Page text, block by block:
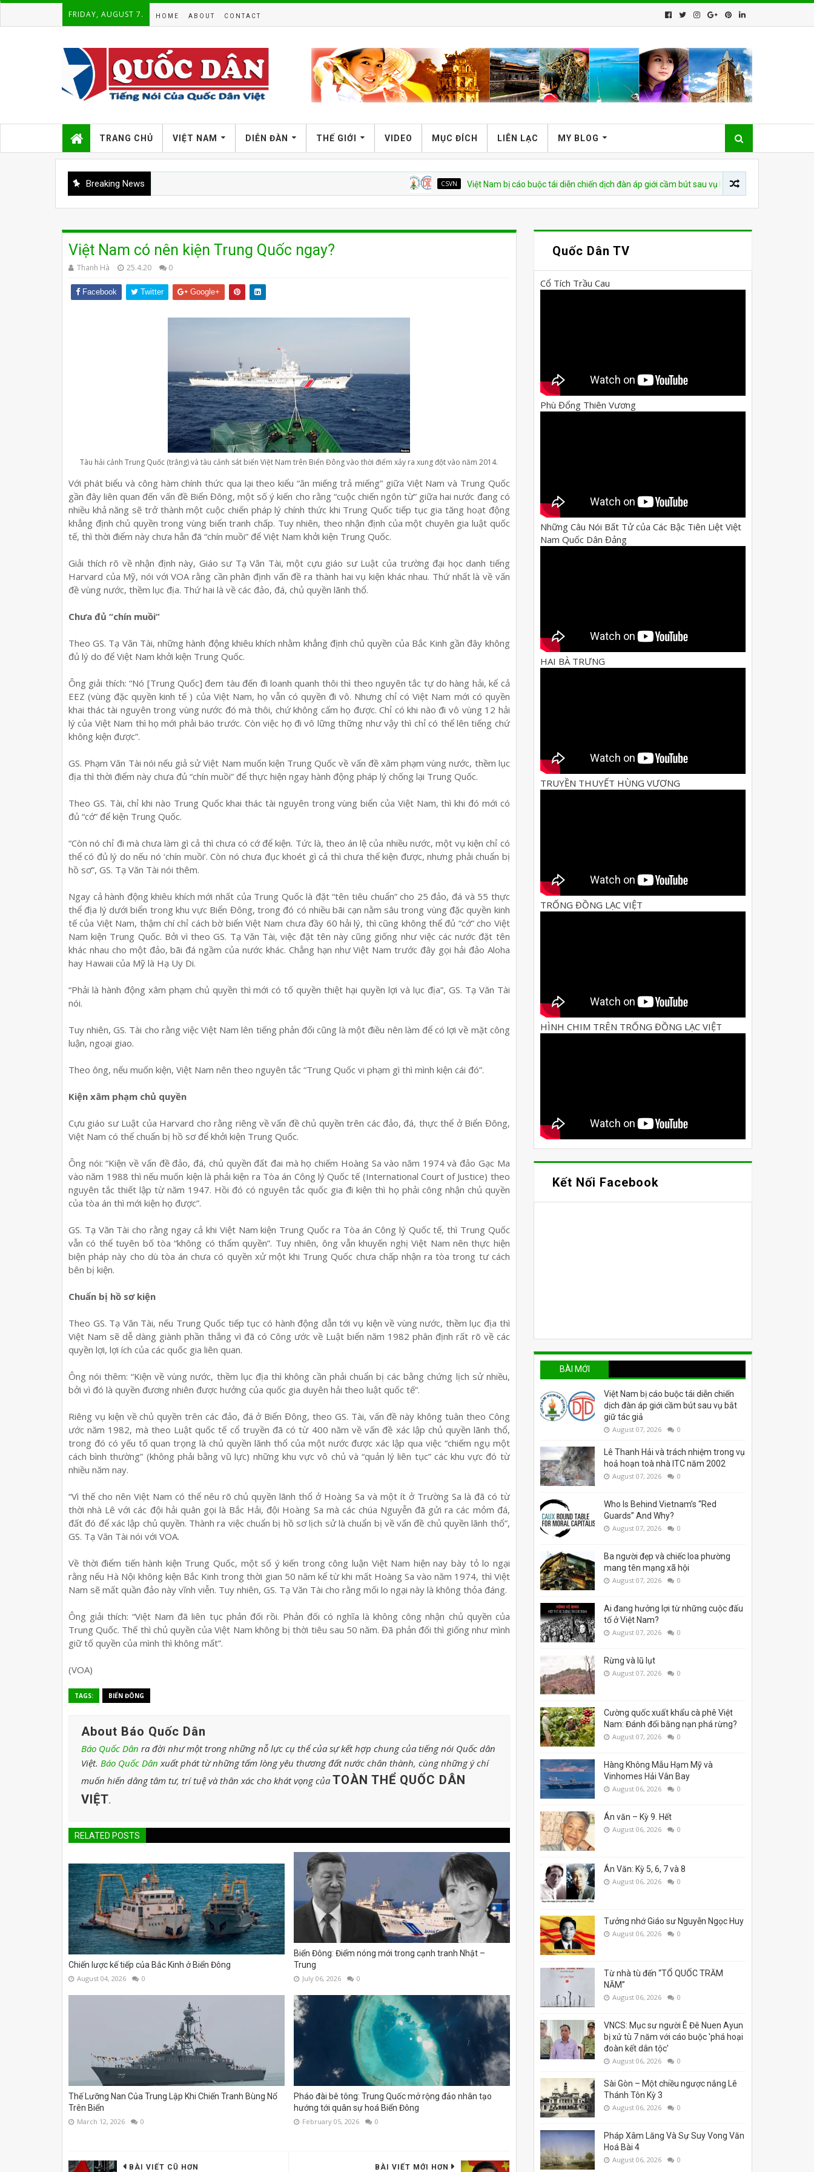
FRIDAY, AUGUST 7. HOME ABOUT CONTACT
TRANG CHỦ VIỆT NAM DIỄN ĐÀN THẾ GIỚI VIDEO MỤC ĐÍCH LIÊN LẠC MY BLOG
Breaking News CSVN Việt Nam bị cáo buộc tái diễn chiến dịch đàn áp giới cầm bút sau vụ bắt giữ tác giả
Việt Nam có nên kiện Trung Quốc ngay?
Thanh Hà 25.4.20 0
Facebook Twitter Google+
Tàu hải cảnh Trung Quốc (trắng) và tàu cảnh sát biển Việt Nam trên Biển Đông vào thời điểm xảy ra xung đột vào năm 2014.
Với phát biểu và công hàm chính thức qua lại theo kiểu “ăn miếng trả miếng” giữa Việt Nam và Trung Quốc
gần đây liên quan đến vấn đề Biển Đông, một số ý kiến cho rằng “cuộc chiến ngôn từ” giữa hai nước đang có
nhiều khả năng sẽ trở thành một cuộc chiến pháp lý chính thức khi Trung Quốc tiếp tục gia tăng hoạt động
khẳng định chủ quyền trong vùng biển tranh chấp. Tuy nhiên, theo nhận định của một chuyên gia luật quốc
tế, thì thời điểm này chưa hẳn đã “chín muồi” để Việt Nam khởi kiện Trung Quốc.
Giải thích rõ về nhận định này, Giáo sư Tạ Văn Tài, một cựu giáo sư Luật của trường đại học danh tiếng
Harvard của Mỹ, nói với VOA rằng cần phân định vấn đề ra thành hai vụ kiện khác nhau. Thứ nhất là về vấn
đề vùng nước, thềm lục địa. Thứ hai là về các đảo, đá, chủ quyền lãnh thổ.
Chưa đủ “chín muồi”
Theo GS. Tạ Văn Tài, những hành động khiêu khích nhằm khẳng định chủ quyền của Bắc Kinh gần đây không
đủ lý do để Việt Nam khởi kiện Trung Quốc.
Ông giải thích: “Nó [Trung Quốc] đem tàu đến đi loanh quanh thôi thì theo nguyên tắc tự do hàng hải, kể cả
EEZ (vùng đặc quyền kinh tế ) của Việt Nam, họ vẫn có quyền đi vô. Nhưng chỉ có Việt Nam mới có quyền
khai thác tài nguyên trong vùng nước đó mà thôi, chứ không cấm họ được. Chỉ có khi nào đi vô vùng 12 hải
lý của Việt Nam thì họ mới phải báo trước. Còn việc họ đi vô lững thững như vậy thì chỉ có thể lên tiếng chứ
không kiện được”.
GS. Phạm Văn Tài nói nếu giả sử Việt Nam muốn kiện Trung Quốc về vấn đề xâm phạm vùng nước, thềm lục
địa thì thời điểm này chưa đủ “chín muồi” để thực hiện ngay hành động pháp lý chống lại Trung Quốc.
Theo GS. Tài, chỉ khi nào Trung Quốc khai thác tài nguyên trong vùng biển của Việt Nam, thì khi đó mới có
đủ “cớ” để kiện Trung Quốc.
“Còn nó chỉ đi mà chưa làm gì cả thì chưa có cớ để kiện. Tức là, theo án lệ của nhiều nước, một vụ kiện chỉ có
thể có đủ lý do nếu nó ‘chín muồi’. Còn nó chưa đục khoét gì cả thì chưa thể kiện được, nhưng phải chuẩn bị
hồ sơ”, GS. Tạ Văn Tài nói thêm.
Ngay cả hành động khiêu khích mới nhất của Trung Quốc là đặt “tên tiêu chuẩn” cho 25 đảo, đá và 55 thực
thể địa lý dưới biển trong khu vực Biển Đông, trong đó có nhiều bãi cạn nằm sâu trong vùng đặc quyền kinh
tế của Việt Nam, thậm chí chỉ cách bờ biển Việt Nam chưa đầy 60 hải lý, thì cũng không thể đủ “cớ” cho Việt
Nam kiện Trung Quốc. Bởi vì theo GS. Tạ Văn Tài, việc đặt tên này cũng giống như việc các nước đặt tên
khác nhau cho một đảo, bãi đá ngầm của nước khác. Chẳng hạn như Việt Nam trước đây gọi hải đảo Aloha
hay Hawaii của Mỹ là Hạ Uy Di.
“Phải là hành động xâm phạm chủ quyền thì mới có tố quyền thiệt hại quyền lợi và lục địa”, GS. Tạ Văn Tài
nói.
Tuy nhiên, GS. Tài cho rằng việc Việt Nam lên tiếng phản đối cũng là một điều nên làm để có lợi về mặt công
luận, ngoại giao.
Theo ông, nếu muốn kiện, Việt Nam nên theo nguyên tắc “Trung Quốc vi phạm gì thì mình kiện cái đó”.
Kiện xâm phạm chủ quyền
Cựu giáo sư Luật của Harvard cho rằng riêng về vấn đề chủ quyền trên các đảo, đá, thực thể ở Biển Đông,
Việt Nam có thể chuẩn bị hồ sơ để khởi kiện Trung Quốc.
Ông nói: “Kiện về vấn đề đảo, đá, chủ quyền đất đai mà họ chiếm Hoàng Sa vào năm 1974 và đảo Gạc Ma
vào năm 1988 thì nếu muốn kiện là phải kiện ra Tòa án Công lý Quốc tế (International Court of Justice) theo
nguyên tắc thiết lập từ năm 1947. Hồi đó có nguyên tắc quốc gia đi kiện thì họ phải công nhận chủ quyền
của tòa án thì mới kiện họ được”.
GS. Tạ Văn Tài cho rằng ngay cả khi Việt Nam kiện Trung Quốc ra Tòa án Công lý Quốc tế, thì Trung Quốc
vẫn có thể tuyên bố tòa “không có thẩm quyền”. Tuy nhiên, ông vẫn khuyến nghị Việt Nam nên thực hiện
biện pháp này cho dù tòa án chưa có quyền xử một khi Trung Quốc chưa chấp nhận ra tòa trong tư cách
bên bị kiện.
Chuẩn bị hồ sơ kiện
Theo GS. Tạ Văn Tài, nếu Trung Quốc tiếp tục có hành động dẫn tới vụ kiện về vùng nước, thềm lục địa thì
Việt Nam sẽ dễ dàng giành phần thắng vì đã có Công ước về Luật biển năm 1982 phân định rất rõ về các
quyền lợi, lợi ích của các quốc gia liên quan.
Ông nói thêm: “Kiện về vùng nước, thềm lục địa thì không cần phải chuẩn bị các bằng chứng lịch sử nhiều,
bởi vì đó là quyền đương nhiên được hưởng của quốc gia duyên hải theo luật quốc tế”.
Riêng vụ kiện về chủ quyền trên các đảo, đá ở Biển Đông, theo GS. Tài, vấn đề này không tuân theo Công
ước năm 1982, mà theo Luật quốc tế cổ truyền đã có từ 400 năm về vấn đề xác lập chủ quyền lãnh thổ,
trong đó có yếu tố quan trọng là chủ quyền lãnh thổ của một nước được xác lập qua việc “chiếm ngụ một
cách bình thường” (không phải bằng vũ lực) những khu vực vô chủ và “quản lý liên tục” các khu vực đó từ
nhiều năm nay.
“Vì thế cho nên Việt Nam có thể nêu rõ chủ quyền lãnh thổ ở Hoàng Sa và một ít ở Trường Sa là đã có từ
thời nhà Lê với các đội hải quân gọi là Bắc Hải, đội Hoàng Sa mà các chúa Nguyễn đã gửi ra các mỏm đá,
đất đó để xác lập chủ quyền. Thành ra việc chuẩn bị hồ sơ lịch sử là chuẩn bị về vấn đề chủ quyền lãnh thổ”,
GS. Tạ Văn Tài nói với VOA.
Về thời điểm tiến hành kiện Trung Quốc, một số ý kiến trong công luận Việt Nam hiện nay bày tỏ lo ngại
rằng nếu Hà Nội không kiện Bắc Kinh trong thời gian 50 năm kể từ khi mất Hoàng Sa vào năm 1974, thì Việt
Nam sẽ mất quần đảo này vĩnh viễn. Tuy nhiên, GS. Tạ Văn Tài cho rằng mối lo ngại này là không thỏa đáng.
Ông giải thích: “Việt Nam đã liên tục phản đối rồi. Phản đối có nghĩa là không công nhận chủ quyền của
Trung Quốc. Thế thì chủ quyền của Việt Nam không bị thời tiêu sau 50 năm. Đã phản đối thì giống như mình
giữ tố quyền của mình thì không mất”.
(VOA)
TAGS: BIỂN ĐÔNG
About Báo Quốc Dân
Báo Quốc Dân ra đời như một trong những nỗ lực cụ thể của sự kết hợp chung của tiếng nói Quốc dân
Việt. Báo Quốc Dân xuất phát từ những tấm lòng yêu thương đất nước chân thành, cùng những ý chí
muốn hiến dâng tâm tư, trí tuệ và thân xác cho khát vọng của TOÀN THỂ QUỐC DÂN
VIỆT.
RELATED POSTS
Chiến lược kế tiếp của Bắc Kinh ở Biển Đông
August 04, 2026 0
Biển Đông: Điểm nóng mới trong cạnh tranh Nhật –
Trung
July 06, 2026 0
Thế Lưỡng Nan Của Trung Lập Khi Chiến Tranh Bùng Nổ
Trên Biển
March 12, 2026 0
Pháo đài bê tông: Trung Quốc mở rộng đảo nhân tạo
hướng tới quân sự hoá Biển Đông
February 05, 2026 0
BÀI VIẾT MỚI HƠN
BÀI VIẾT CŨ HƠN
Quốc Dân TV
Cổ Tích Trầu Cau
Phù Đổng Thiên Vương
Những Câu Nói Bất Tử của Các Bậc Tiên Liệt Việt
Nam Quốc Dân Đảng
HAI BÀ TRƯNG
TRUYỀN THUYẾT HÙNG VƯƠNG
TRỐNG ĐỒNG LẠC VIỆT
HÌNH CHIM TRÊN TRỐNG ĐỒNG LẠC VIỆT
Kết Nối Facebook
BÀI MỚI
Việt Nam bị cáo buộc tái diễn chiến
dịch đàn áp giới cầm bút sau vụ bắt
giữ tác giả
August 07, 2026 0
Lê Thanh Hải và trách nhiệm trong vụ
hoả hoạn toà nhà ITC năm 2002
August 07, 2026 0
Who Is Behind Vietnam’s “Red
Guards” And Why?
August 07, 2026 0
Ba người đẹp và chiếc loa phường
mang tên mạng xã hội
August 07, 2026 0
Ai đang hưởng lợi từ những cuộc đấu
tố ở Việt Nam?
August 07, 2026 0
Rừng và lũ lụt
August 07, 2026 0
Cường quốc xuất khẩu cà phê Việt
Nam: Đánh đổi bằng nạn phá rừng?
August 07, 2026 0
Hàng Không Mẫu Hạm Mỹ và
Vinhomes Hải Vân Bay
August 06, 2026 0
Án văn – Kỳ 9. Hết
August 06, 2026 0
Án Văn: Kỳ 5, 6, 7 và 8
August 06, 2026 0
Tưởng nhớ Giáo sư Nguyễn Ngọc Huy
August 06, 2026 0
Từ nhà tù đến “TỔ QUỐC TRĂM
NĂM”
August 06, 2026 0
VNCS: Mục sư người Ê Đê Nuen Ayun
bị xử tù 7 năm với cáo buộc 'phá hoại
đoàn kết dân tộc'
August 06, 2026 0
Sài Gòn – Một chiều ngược nắng Lê
Thánh Tôn Kỳ 3
August 06, 2026 0
Pháp Xâm Lăng Và Sự Suy Vong Văn
Hoá Bài 4
August 06, 2026 0